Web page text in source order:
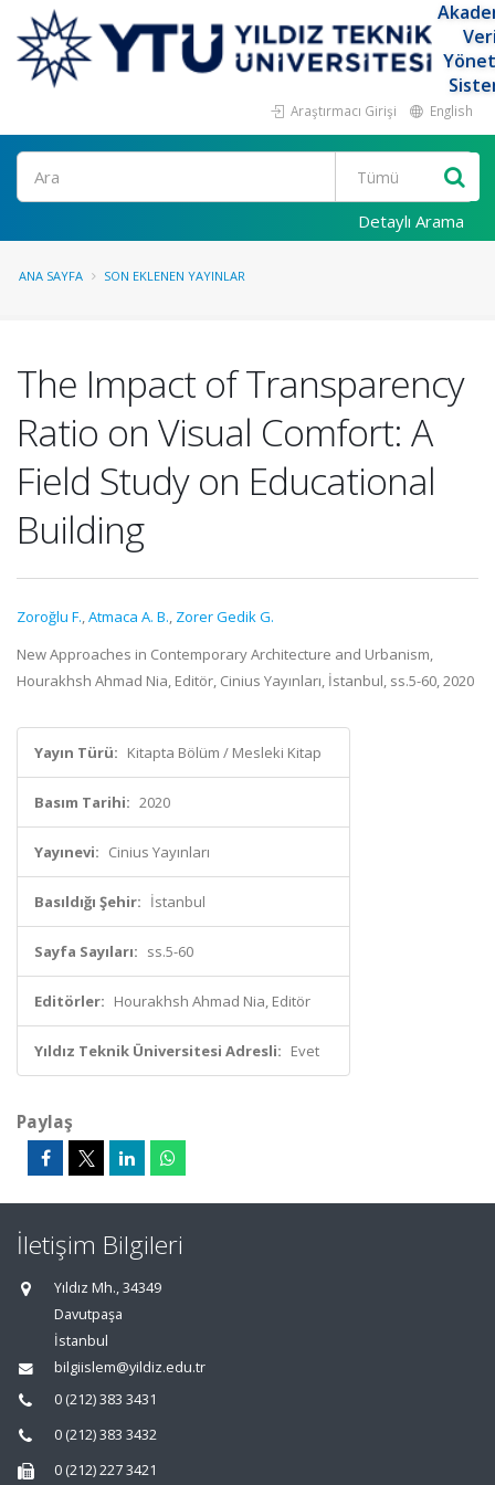
Araştırmacı Girişi English
Ara
Detaylı Arama
ANA SAYFA SON EKLENEN YAYINLAR
The Impact of Transparency
Ratio on Visual Comfort: A
Field Study on Educational
Building
Zoroğlu F.,Atmaca A. B., Zorer Gedik G.
New Approaches in Contemporary Architecture and Urbanism,
Hourakhsh Ahmad Nia, Editör, Cinius Yayınları, İstanbul, ss.5-60, 2020
Yayın Türü: Kitapta Bölüm / Mesleki Kitap
Basım Tarihi: 2020
Yayınevi: Cinius Yayınları
Basıldığı Şehir: İstanbul
Sayfa Sayıları: ss.5-60
Editörler: Hourakhsh Ahmad Nia, Editör
Yıldız Teknik Üniversitesi Adresli: Evet
Paylaş
İletişim Bilgileri
Yıldız Mh., 34349
Davutpaşa
İstanbul
bilgiislem@yildiz.edu.tr
0 (212) 383 3431
0 (212) 383 3432
0 (212) 227 3421